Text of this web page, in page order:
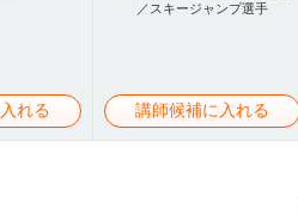
れる
／スキージャンプ選手
講師候補に入れる